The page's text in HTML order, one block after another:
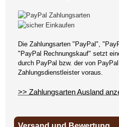
Die Zahlungsarten "PayPal",
"PayPal Rechnungskauf" setzt
durch PayPal bzw. der von
Zahlungsdienstleister voraus.
>> Zahlungsarten Ausland